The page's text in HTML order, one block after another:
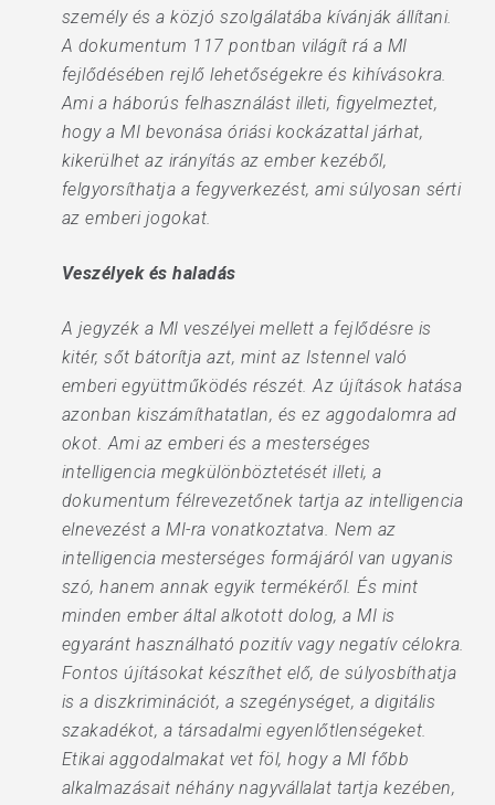
személy és a közjó szolgálatába kívánják állítani.
A dokumentum 117 pontban világít rá a MI
fejlődésében rejlő lehetőségekre és kihívásokra.
Ami a háborús felhasználást illeti, figyelmeztet,
hogy a MI bevonása óriási kockázattal járhat,
kikerülhet az irányítás az ember kezéből,
felgyorsíthatja a fegyverkezést, ami súlyosan sérti
az emberi jogokat.
Veszélyek és haladás
A jegyzék a MI veszélyei mellett a fejlődésre is
kitér, sőt bátorítja azt, mint az Istennel való
emberi együttműködés részét. Az újítások hatása
azonban kiszámíthatatlan, és ez aggodalomra ad
okot. Ami az emberi és a mesterséges
intelligencia megkülönböztetését illeti, a
dokumentum félrevezetőnek tartja az intelligencia
elnevezést a MI-ra vonatkoztatva. Nem az
intelligencia mesterséges formájáról van ugyanis
szó, hanem annak egyik termékéről. És mint
minden ember által alkotott dolog, a MI is
egyaránt használható pozitív vagy negatív célokra.
Fontos újításokat készíthet elő, de súlyosbíthatja
is a diszkriminációt, a szegénységet, a digitális
szakadékot, a társadalmi egyenlőtlenségeket.
Etikai aggodalmakat vet föl, hogy a MI főbb
alkalmazásait néhány nagyvállalat tartja kezében,